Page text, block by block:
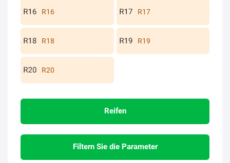
R16 R17
R18 R19
R20
Reifen
Filtern Sie die Parameter